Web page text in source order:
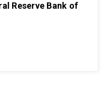
Reserve Bank of